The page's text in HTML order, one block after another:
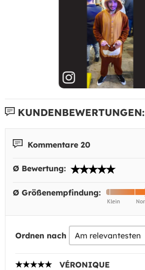
KUNDENBEWERTUNGEN:
Kommentare 20
Ø Bewertung:
Ø Größenempfindung:
Ordnen nach
VÉRONIQUE